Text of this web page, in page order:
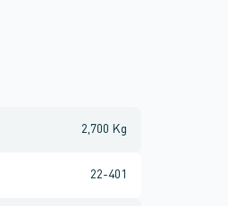
2,700 Kg
22-401